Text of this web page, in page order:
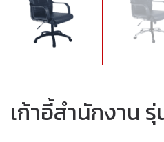
เก้าอี้สำนักงาน รุ่